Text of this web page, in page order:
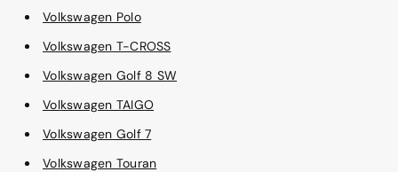
Volkswagen Polo
Volkswagen T-CROSS
Volkswagen Golf 8 SW
Volkswagen TAIGO
Volkswagen Golf 7
Volkswagen Touran